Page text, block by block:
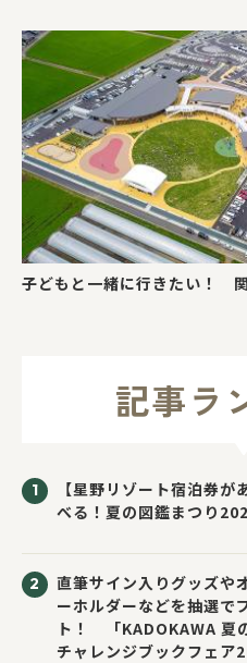
子どもと一緒に行きたい！
記事ラ
【星野リゾート宿泊券が
べる！夏の図鑑まつり
直筆サイン入りグッズや
ーホルダーなどを抽選で
ト！ 「KADOKAWA 夏
チャレンジブックフェア